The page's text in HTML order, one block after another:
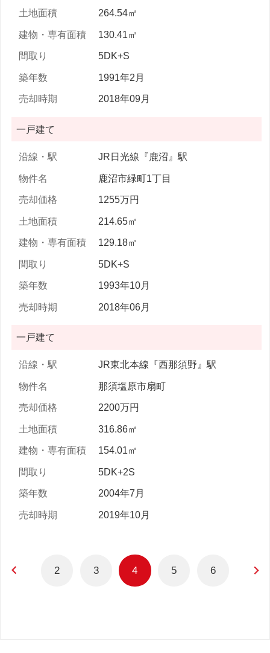
264.54㎡
130.41㎡
5DK+S
1991年2月
2018年09月
一戸建て
JR日光線『鹿沼』駅
鹿沼市緑町1丁目
1255万円
214.65㎡
129.18㎡
5DK+S
1993年10月
2018年06月
一戸建て
JR東北本線『西那須野』駅
那須塩原市扇町
2200万円
316.86㎡
154.01㎡
5DK+2S
2004年7月
2019年10月
2 3 4 5 6